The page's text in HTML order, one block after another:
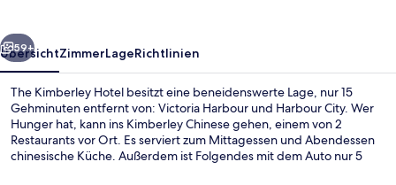
Weiter
59+
ÜbersichtZimmerLageRichtlinien
The Kimberley Hotel besitzt eine beneidenswerte Lage, nur 15
Gehminuten entfernt von: Victoria Harbour und Harbour City. Wer
Hunger hat, kann ins Kimberley Chinese gehen, einem von 2
Restaurants vor Ort. Es serviert zum Mittagessen und Abendessen
chinesische Küche. Außerdem ist Folgendes mit dem Auto nur 5